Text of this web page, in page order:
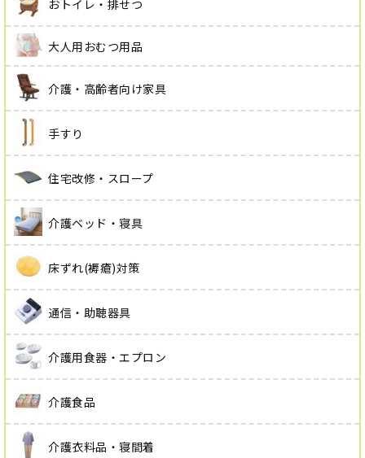
おトイレ・排せつ
大人用おむつ用品
介護・高齢者向け家具
手すり
住宅改修・スロープ
介護ベッド・寝具
床ずれ(褥瘡)対策
通信・助聴器具
介護用食器・エプロン
介護食品
介護衣料品・寝間着